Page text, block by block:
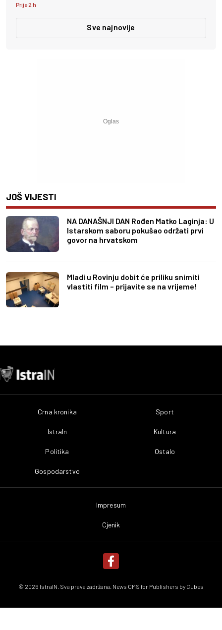
Prije 2 h
Sve najnovije
JOŠ VIJESTI
NA DANAŠNJI DAN Rođen Matko Laginja: U
Istarskom saboru pokušao održati prvi
govor na hrvatskom
Mladi u Rovinju dobit će priliku snimiti
vlastiti film – prijavite se na vrijeme!
Crna kronika
IstraIn
Politika
Gospodarstvo
Sport
Kultura
Ostalo
Impresum
Cjenik
© 2026 IstraIN. Sva prava zadržana. News CMS for Publishers by Cubes